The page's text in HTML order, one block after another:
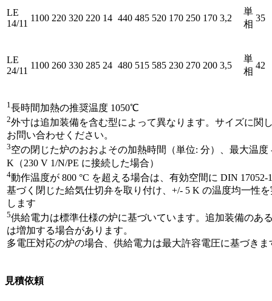
LE
14/11
1100 220 320 220 14 440 485 520 170 250 170 3,2
単
相
35
LE
24/11
1100 260 330 285 24 480 515 585 230 270 200 3,5
単
相
42
1 長時間加熱の推奨温度 1050℃
2外寸は追加装備を含む型によって異なります。サイズに関
お問い合わせください。
3空の閉じた炉のおおよその加熱時間（単位: 分）、最大温度
K（230 V 1/N/PE に接続した場合）
4動作温度が 800 °C を超える場合は、有効空間に DIN 17052-
基づく閉じた給気仕切弁を取り付け、+/- 5 K の温度均一性
します
5供給電力は標準仕様の炉に基づいています。追加装備のあ
は増加する場合があります。
多電圧対応の炉の場合、供給電力は最大許容電圧に基づきま
見積依頼